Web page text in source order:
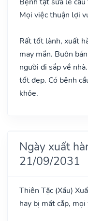
Mọi việc thuận lợi
Rất tốt lành, xuất
may mắn. Buôn
người đi sắp về
tốt đẹp. Có bệnh
khỏe.
Ngày xuất
21/09/2031
Thiên Tặc (Xấu)
hay bị mất cắp, mọi